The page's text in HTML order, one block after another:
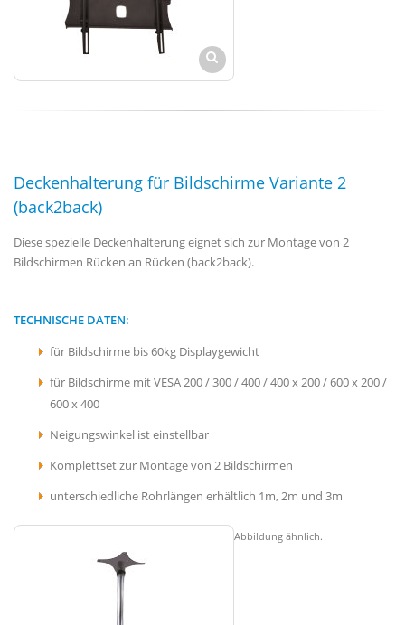
Deckenhalterung für Bildschirme Variante 2
(back2back)
Diese spezielle Deckenhalterung eignet sich zur Montage von 2
Bildschirmen Rücken an Rücken (back2back).
TECHNISCHE DATEN:
für Bildschirme bis 60kg Displaygewicht
für Bildschirme mit VESA 200 / 300 / 400 / 400 x 200 / 600 x 200 /
600 x 400
Neigungswinkel ist einstellbar
Komplettset zur Montage von 2 Bildschirmen
unterschiedliche Rohrlängen erhältlich 1m, 2m und 3m
Abbildung ähnlich.